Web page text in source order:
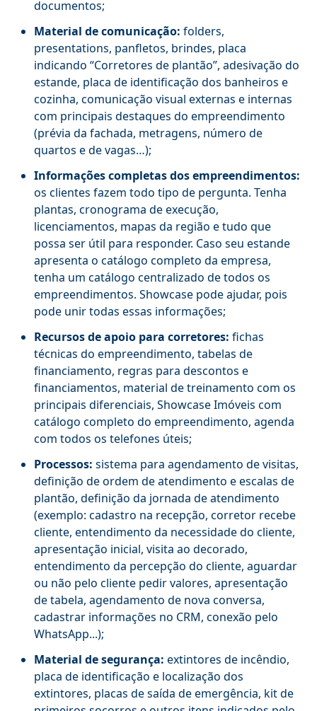
documentos;
Material de comunicação: folders,
presentations, panfletos, brindes, placa
indicando “Corretores de plantão”, adesivação do
estande, placa de identificação dos banheiros e
cozinha, comunicação visual externas e internas
com principais destaques do empreendimento
(prévia da fachada, metragens, número de
quartos e de vagas…);
Informações completas dos empreendimentos:
os clientes fazem todo tipo de pergunta. Tenha
plantas, cronograma de execução,
licenciamentos, mapas da região e tudo que
possa ser útil para responder. Caso seu estande
apresenta o catálogo completo da empresa,
tenha um catálogo centralizado de todos os
empreendimentos. Showcase pode ajudar, pois
pode unir todas essas informações;
Recursos de apoio para corretores: fichas
técnicas do empreendimento, tabelas de
financiamento, regras para descontos e
financiamentos, material de treinamento com os
principais diferenciais, Showcase Imóveis com
catálogo completo do empreendimento, agenda
com todos os telefones úteis;
Processos: sistema para agendamento de visitas,
definição de ordem de atendimento e escalas de
plantão, definição da jornada de atendimento
(exemplo: cadastro na recepção, corretor recebe
cliente, entendimento da necessidade do cliente,
apresentação inicial, visita ao decorado,
entendimento da percepção do cliente, aguardar
ou não pelo cliente pedir valores, apresentação
de tabela, agendamento de nova conversa,
cadastrar informações no CRM, conexão pelo
WhatsApp...);
Material de segurança: extintores de incêndio,
placa de identificação e localização dos
extintores, placas de saída de emergência, kit de